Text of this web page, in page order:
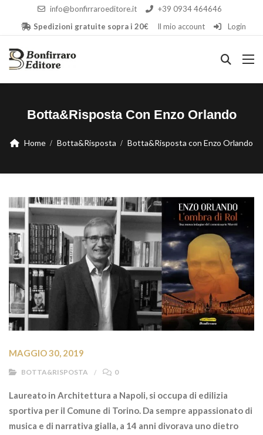
info@bonfirraroeditore.it
+39 0934 464646
Spedizioni gratuite sopra i 20€
Il mio account Login
Botta&Risposta Con Enzo Orlando
Home Botta&Risposta Botta&Risposta con Enzo Orlando
MAGGIO 30, 2019
BOTTA&RISPOSTA 0
Laureato in Architettura a Napoli, si occupa di edilizia
sportiva per il Comune di Torino. Da sempre appassionato di
musica e di narrativa gialla, a 14 anni divorava uno dietro